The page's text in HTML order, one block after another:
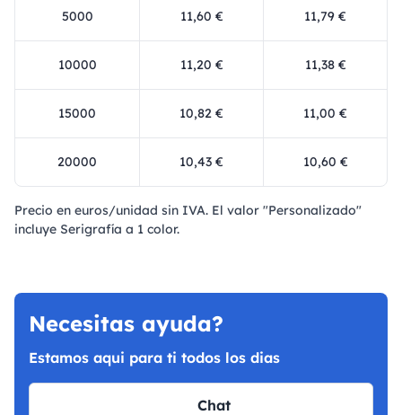
5000 11,60 € 11,79 €
10000 11,20 € 11,38 €
15000 10,82 € 11,00 €
20000 10,43 € 10,60 €
Precio en euros/unidad sin IVA. El valor "Personalizado"
incluye Serigrafía a 1 color.
Necesitas ayuda?
Estamos aqui para ti todos los dias
Chat